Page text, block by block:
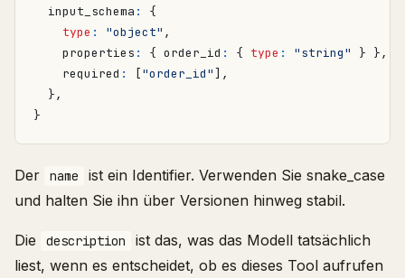
input_schema :
{
type : "object" ,
properties : { order_id : { type : "string" } },
required : ["order_id"],
},
}
Der name
ist ein Identifier. Verwenden Sie snake_case
und halten Sie ihn über Versionen hinweg stabil.
Die description
ist das, was das Modell tatsächlich
liest, wenn es entscheidet, ob es dieses Tool aufrufen